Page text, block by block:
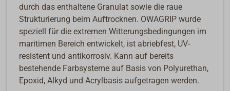
durch das enthaltene Granulat sowie die raue
Strukturierung beim Auftrocknen. OWAGRIP wurde
speziell für die extremen Witterungsbedingungen im
maritimen Bereich entwickelt, ist abriebfest, UV-
resistent und antikorrosiv. Kann auf bereits
bestehende Farbsysteme auf Basis von Polyurethan,
Epoxid, Alkyd und Acrylbasis aufgetragen werden.